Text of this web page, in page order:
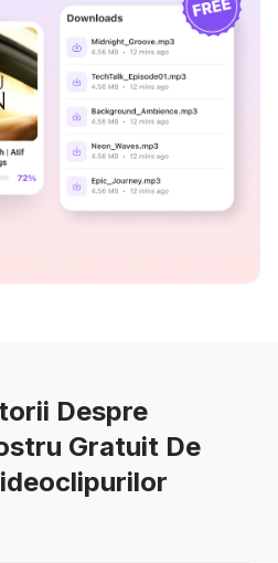
Despre
Gratuit De